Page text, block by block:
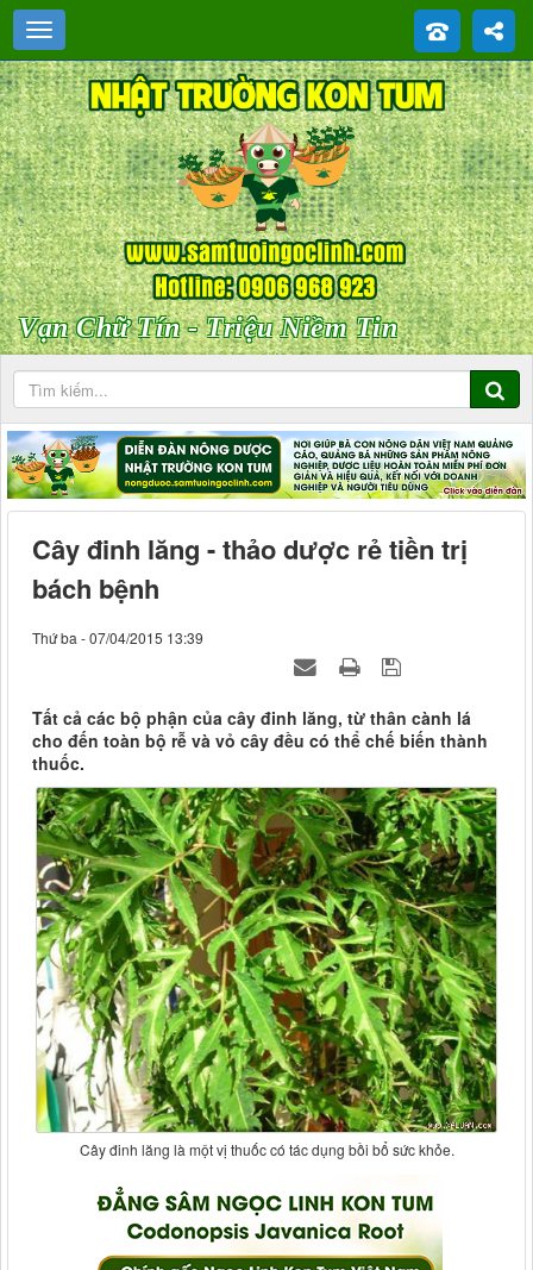
Vạn Chữ Tín - Triệu Niềm Tin
Cây đinh lăng - thảo dược rẻ tiền trị
bách bệnh
Thứ ba - 07/04/2015 13:39
Tất cả các bộ phận của cây đinh lăng, từ thân cành lá
cho đến toàn bộ rễ và vỏ cây đều có thể chế biến thành
thuốc.
Cây đinh lăng là một vị thuốc có tác dụng bồi bổ sức khỏe.